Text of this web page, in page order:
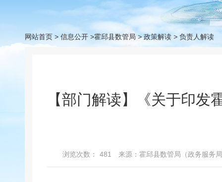
网站首页 > 信息公开 >霍邱县数管局> 政策解读 > 负责人解读
【部门解读】《关于印发
浏览次数： 481 来源：霍邱县数管局（政务服务